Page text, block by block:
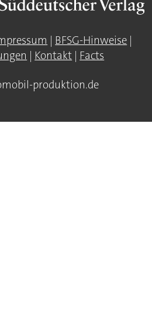
| BFSG-Hinweise |
| Kontakt | Facts
produktion.de